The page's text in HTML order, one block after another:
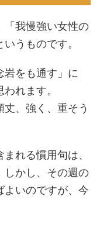
「我慢強い女性の
うものです。
岩をも通す」に
れます。
丈、強く、重そう
れる慣用句は、
しかし、その週の
よいのですが、今